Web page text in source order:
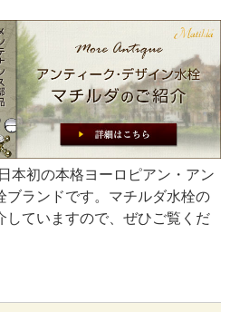
本初の本格ヨーロピアン・アン
ブランドです。マチルダ水栓の
していますので、ぜひご覧くだ